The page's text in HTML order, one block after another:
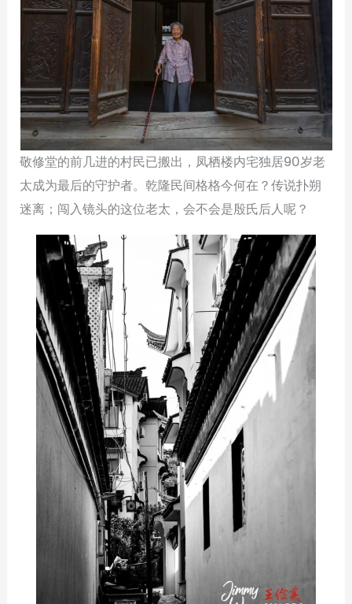
敬修堂的前几进的村民已搬出，凤栖楼内宅独居90岁老
太成为最后的守护者。乾隆民间格格今何在？传说扑朔
迷离；闯入镜头的这位老太，会不会是殷氏后人呢？